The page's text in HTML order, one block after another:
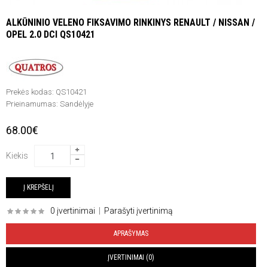
ALKŪNINIO VELENO FIKSAVIMO RINKINYS RENAULT / NISSAN /
OPEL 2.0 DCI QS10421
Prekės kodas: QS10421
Prieinamumas: Sandėlyje
68.00€
Kiekis
0 įvertinimai Parašyti įvertinimą
APRAŠYMAS
ĮVERTINIMAI (0)